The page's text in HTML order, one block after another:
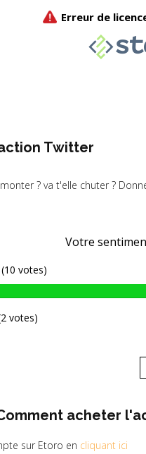
Twitter
? va t'elle chuter ?
Votre
(10 votes)
votes)
acheter
sur Etoro en cliquant ici